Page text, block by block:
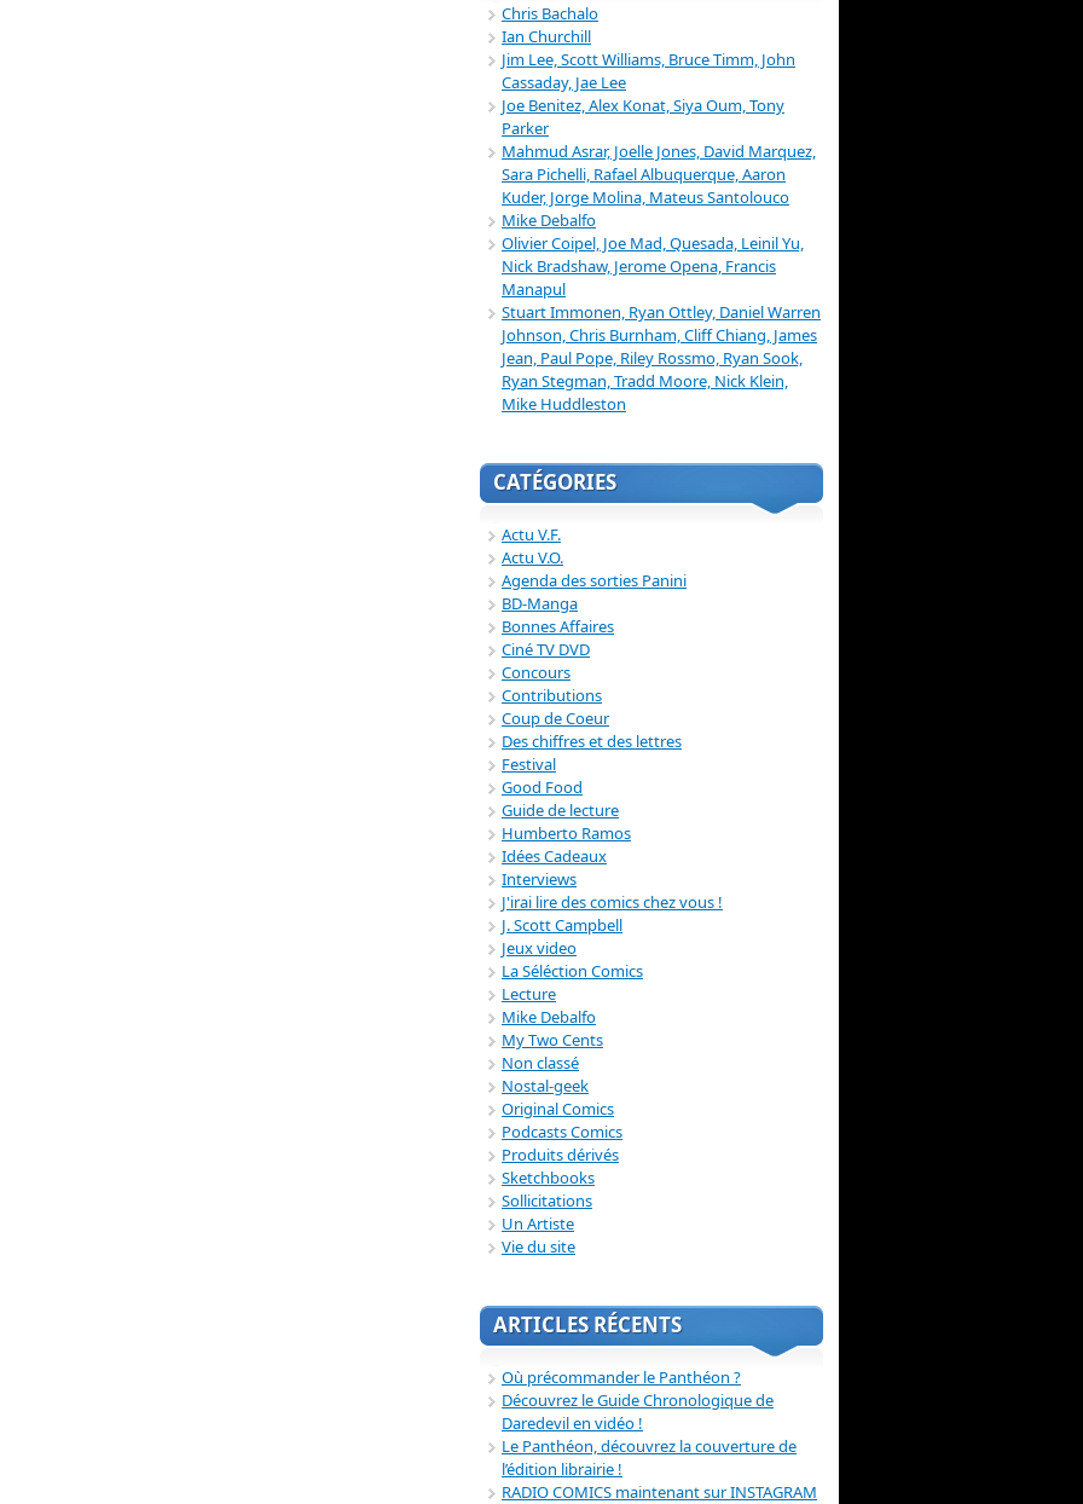
Chris Bachalo
Ian Churchill
Jim Lee, Scott Williams, Bruce Timm, John
Cassaday, Jae Lee
Joe Benitez, Alex Konat, Siya Oum, Tony
Parker
Mahmud Asrar, Joelle Jones, David Marquez,
Sara Pichelli, Rafael Albuquerque, Aaron
Kuder, Jorge Molina, Mateus Santolouco
Mike Debalfo
Olivier Coipel, Joe Mad, Quesada, Leinil Yu,
Nick Bradshaw, Jerome Opena, Francis
Manapul
Stuart Immonen, Ryan Ottley, Daniel Warren
Johnson, Chris Burnham, Cliff Chiang, James
Jean, Paul Pope, Riley Rossmo, Ryan Sook,
Ryan Stegman, Tradd Moore, Nick Klein,
Mike Huddleston
CATÉGORIES
Actu V.F.
Actu V.O.
Agenda des sorties Panini
BD-Manga
Bonnes Affaires
Ciné TV DVD
Concours
Contributions
Coup de Coeur
Des chiffres et des lettres
Festival
Good Food
Guide de lecture
Humberto Ramos
Idées Cadeaux
Interviews
J'irai lire des comics chez vous !
J. Scott Campbell
Jeux video
La Séléction Comics
Lecture
Mike Debalfo
My Two Cents
Non classé
Nostal-geek
Original Comics
Podcasts Comics
Produits dérivés
Sketchbooks
Sollicitations
Un Artiste
Vie du site
ARTICLES RÉCENTS
Où précommander le Panthéon ?
Découvrez le Guide Chronologique de
Daredevil en vidéo !
Le Panthéon, découvrez la couverture de
l’édition librairie !
RADIO COMICS maintenant sur INSTAGRAM